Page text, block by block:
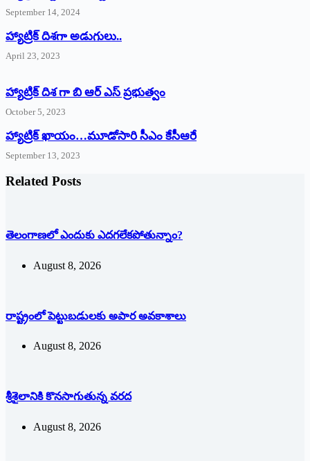
September 14, 2024
‌హ్యాట్రిక్‌ ‌దిశగా అడుగులు..
April 23, 2023
హ్యాట్రిక్ దిశ గా బి ఆర్ ఎస్ ప్రభుత్వం
October 5, 2023
హ్యాట్రిక్‌ ‌ఖాయం…మూడోసారి సీఎం కేసీఆరే
September 13, 2023
Related Posts
తెలంగాణలో ఎందుకు ఎదగలేకపోతున్నాం?
August 8, 2026
రాష్ట్రంలో పెట్టుబడులకు అపార అవకాశాలు
August 8, 2026
శ్రీశైలానికి కొనసాగుతున్న వరద
August 8, 2026